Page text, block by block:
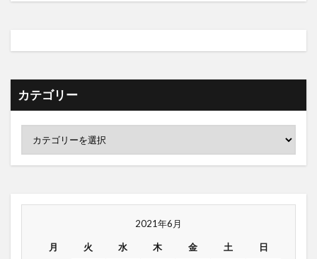
カテゴリー
2021年6月
月 火 水 木 金 土 日